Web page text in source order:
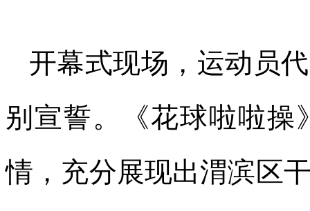
开幕式现场，运动员
别宣誓。《花球啦啦操
情，充分展现出渭滨区